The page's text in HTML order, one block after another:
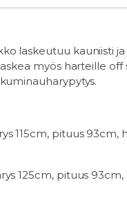
laskeutuu kauniisti
myös harteille off
115cm, pituus 93cm,
125cm, pituus